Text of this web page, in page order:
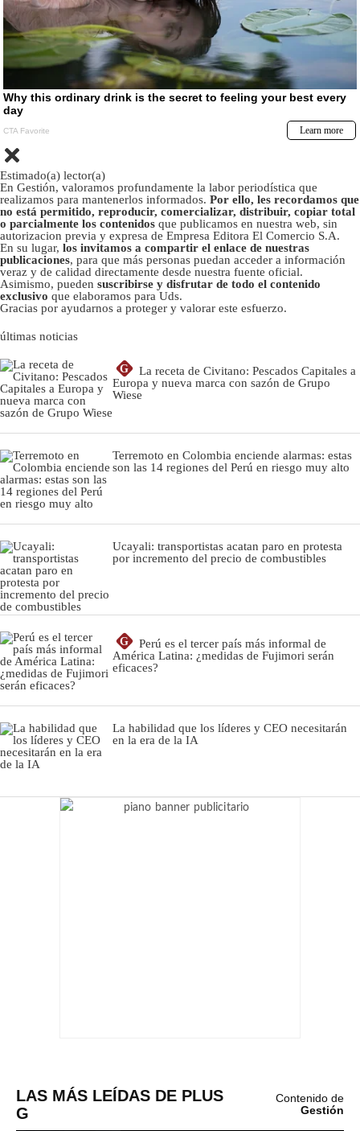
Estimado(a) lector(a)
En Gestión, valoramos profundamente la labor periodística que
realizamos para mantenerlos informados. Por ello, les recordamos que
no está permitido, reproducir, comercializar, distribuir, copiar total
o parcialmente los contenidos que publicamos en nuestra web, sin
autorizacion previa y expresa de Empresa Editora El Comercio S.A.
En su lugar, los invitamos a compartir el enlace de nuestras
publicaciones, para que más personas puedan acceder a información
veraz y de calidad directamente desde nuestra fuente oficial.
Asimismo, pueden suscribirse y disfrutar de todo el contenido
exclusivo que elaboramos para Uds.
Gracias por ayudarnos a proteger y valorar este esfuerzo.
últimas noticias
G
La receta de Civitano: Pescados Capitales a
Europa y nueva marca con sazón de Grupo
Wiese
Terremoto en Colombia enciende alarmas: estas
son las 14 regiones del Perú en riesgo muy alto
Ucayali: transportistas acatan paro en protesta
por incremento del precio de combustibles
G
Perú es el tercer país más informal de
América Latina: ¿medidas de Fujimori serán
eficaces?
La habilidad que los líderes y CEO necesitarán
en la era de la IA
LAS MÁS LEÍDAS DE PLUS
G
Contenido de
Gestión